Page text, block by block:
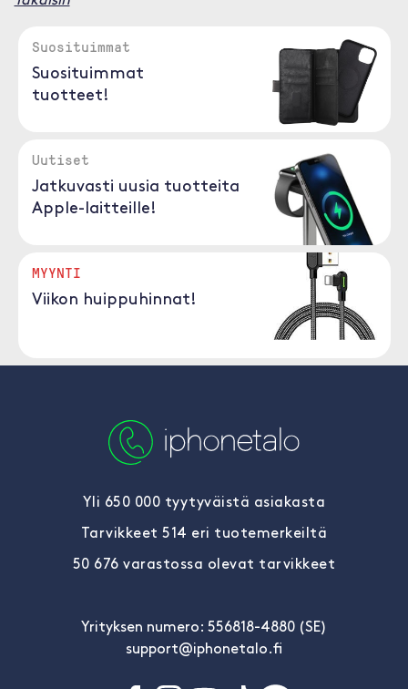
Suosituimmat
Suosituimmat
tuotteet!
Uutiset
Jatkuvasti uusia tuotteita
Apple-laitteille!
MYYNTI
Viikon huippuhinnat!
Yli 650 000 tyytyväistä asiakasta
Tarvikkeet 514 eri tuotemerkeiltä
50 676 varastossa olevat tarvikkeet
Yrityksen numero: 556818-4880 (SE)
support@iphonetalo.fi